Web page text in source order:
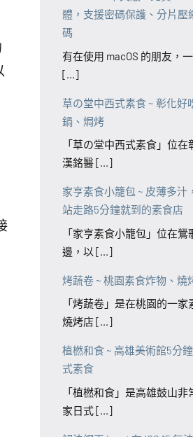
體，支援密碼保護、分片壓
碼
有在使用 macOS 的朋友，
[...]
草の堂中西式素食 ~ 彰化好
鍋、焗烤
「草の堂中西式素食」位
漢銘醫 [...]
家亨素食小籠包 ~ 皮薄多汁
站走路5分鐘就到的素食店
「家亨素食小籠包」位在鶯
邊，以 [...]
烤蔬卷 ~ 桃園素食炸物、燒
「烤蔬卷」是在桃園的一家
燒烤店 [...]
植橪和食 ~ 高雄美術館5分
式素食
「植橪和食」是高雄鼓山
家日式 [...]